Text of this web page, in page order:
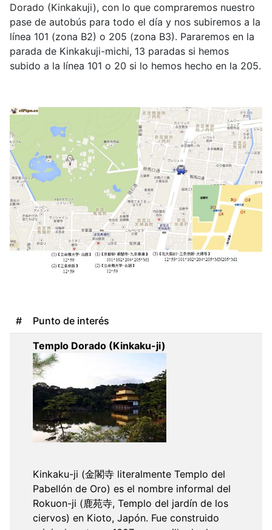
Dorado (Kinkakuji), con lo que compraremos nuestro
pase de autobús para todo el día y nos subiremos a la
línea 101 (zona B2) o 205 (zona B3). Pararemos en la
parada de Kinkakuji-michi, 13 paradas si hemos
subido a la línea 101 o 20 si lo hemos hecho en la 205.
# Punto de interés
Templo Dorado (Kinkaku-ji)
Kinkaku-ji (金閣寺 literalmente Templo del
Pabellón de Oro) es el nombre informal del
Rokuon-ji (鹿苑寺, Templo del jardín de los
ciervos) en Kioto, Japón. Fue construido